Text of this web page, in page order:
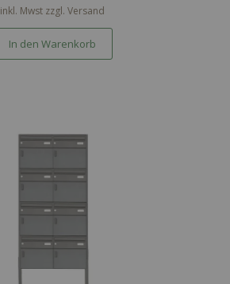
inkl. Mwst zzgl. Versand
In den Warenkorb